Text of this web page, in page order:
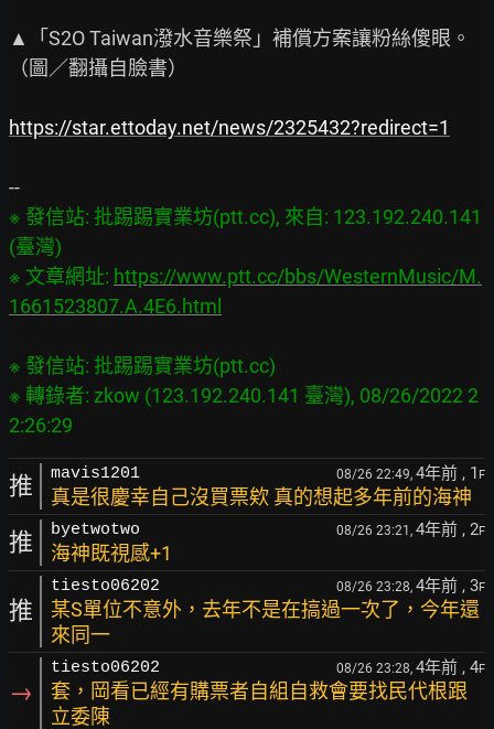
▲「S2O Taiwan潑水音樂祭」補償方案讓粉絲傻眼。
（圖／翻攝自臉書）
https://star.ettoday.net/news/2325432?redirect=1
※ 發信站: 批踢踢實業坊(ptt.cc), 來自: 123.192.240.141
(臺灣)
※ 文章網址: https://www.ptt.cc/bbs/WesternMusic/M.
1661523807.A.4E6.html
※ 發信站: 批踢踢實業坊(ptt.cc)
※ 轉錄者: zkow (123.192.240.141 臺灣), 08/26/2022 2
推 mavis1201 08/26 22:49, 4年前 , 1 F
真是很慶幸自己沒買票欸 真的想起多年前的海神
推 byetwotwo 08/26 23:21, 4年前 , 2F
海神既視感+1
推
tiesto06202 08/26 23:28, 4年前 , 3F
某S單位不意外，去年不是在搞過一次了，今年還
來同一
→
tiesto06202 08/26 23:28, 4年前 , 4F
套，岡看已經有購票者自組自救會要找民代根跟
立委陳